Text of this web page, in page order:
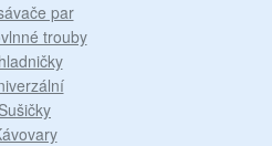
par
trouby
Sušičky